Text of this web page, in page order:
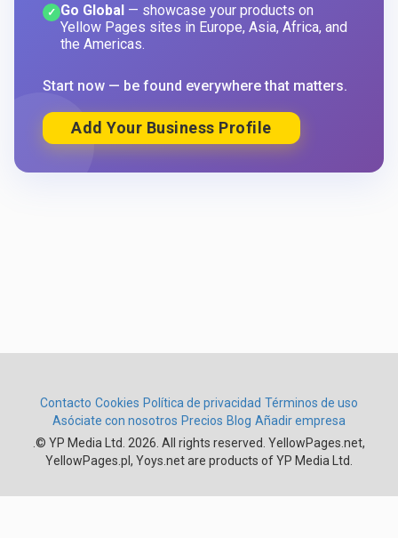
✓ Go Global — showcase your products on
Yellow Pages sites in Europe, Asia, Africa, and
the Americas.
Start now — be found everywhere that matters.
Add Your Business Profile
Contacto Cookies Política de privacidad Términos de uso
Asóciate con nosotros Precios Blog Añadir empresa
© YP Media Ltd. 2026. All rights reserved. YellowPages.net,
YellowPages.pl, Yoys.net are products of YP Media Ltd.